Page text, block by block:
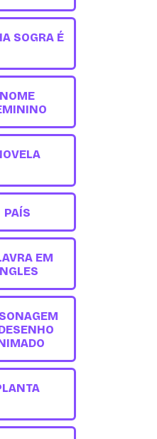
SOGRA É
NOME
PAÍS
EM